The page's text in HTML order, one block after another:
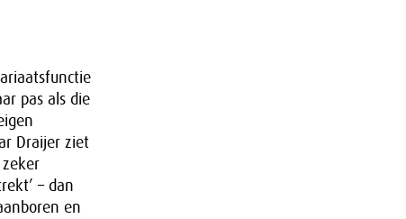
pas als die
Draijer ziet
– dan
en